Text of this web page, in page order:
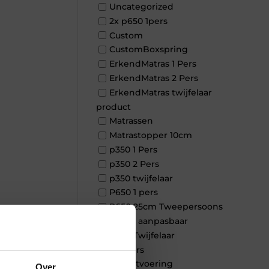
Uncategorized
2x p650 1pers
Custom
CustomBoxspring
ErkendMatras 1 Pers
ErkendMatras 2 Pers
ErkendMatras twijfelaar
product
Matrassen
Matrastopper 10cm
p350 1 Pers
p350 2 Pers
p350 twijfelaar
P650 1 pers
P650 25cm Tweepersoons
een kern aanpasbaar
P650 Twijfelaar
Toppers
Maatvoering